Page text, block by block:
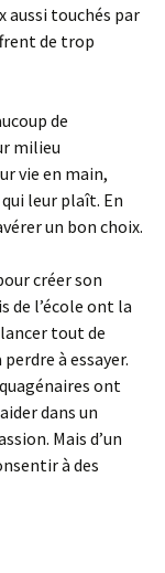
aussi touchés par
de trop
de
milieu
vie en main,
leur plaît. En
un bon choix.
créer son
de l’école ont la
tout de
à essayer.
ont
dans un
Mais d’un
à des